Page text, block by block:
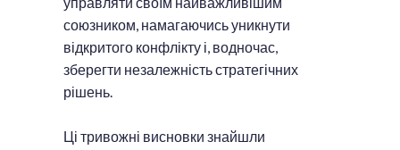
союзником, намагаючись уникнути
відкритого конфлікту і, водночас,
зберегти незалежність стратегічних
рішень.
Ці тривожні висновки знайшли